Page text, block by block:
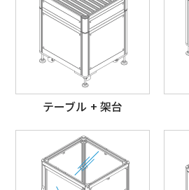
テーブル + 架台